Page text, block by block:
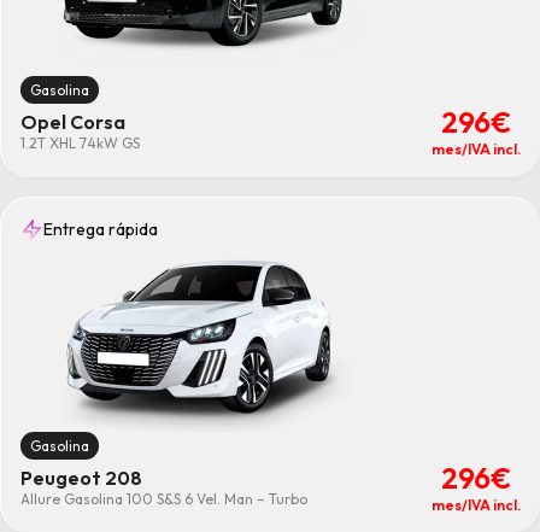
Micro-Híbrido(47)
Gasolina
Opel Corsa
1.2T XHL 74kW GS
296€
mes/IVA incl.
Entrega rápida
Gasolina
Peugeot 208
Allure Gasolina 100 S&S 6 Vel. Man – Turbo
296€
mes/IVA incl.